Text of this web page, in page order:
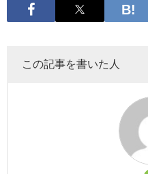
この記事を書いた人